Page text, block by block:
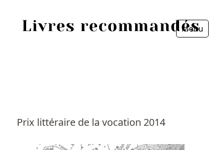
Menu
Prix littéraire de la vocation 2014
Fermer